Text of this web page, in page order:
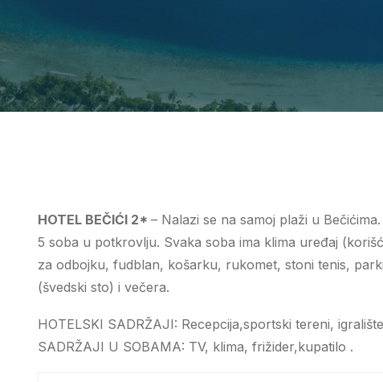
HOTEL BEČIĆI 2* – Nalazi se na samoj plaži u
5 soba u potkrovlju. Svaka soba ima klima uređaj
za odbojku, fudblan, košarku, rukomet, stoni tenis,
(švedski sto) i večera.
HOTELSKI SADRŽAJI: Recepcija,sportski tereni,
SADRŽAJI U SOBAMA: TV, klima, frižider,kupatilo .